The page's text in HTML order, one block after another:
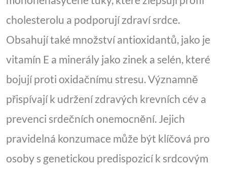
cholesterolu a podporují zdraví srdce.
Obsahují také množství antioxidantů, jako je
vitamín E a minerály jako zinek a selén, které
bojují proti oxidačnímu stresu. Významně
přispívají k udržení zdravých krevních cév a
prevenci srdečních onemocnění. Jejich
pravidelná konzumace může být klíčová pro
osoby s genetickou predispozicí k srdcovým